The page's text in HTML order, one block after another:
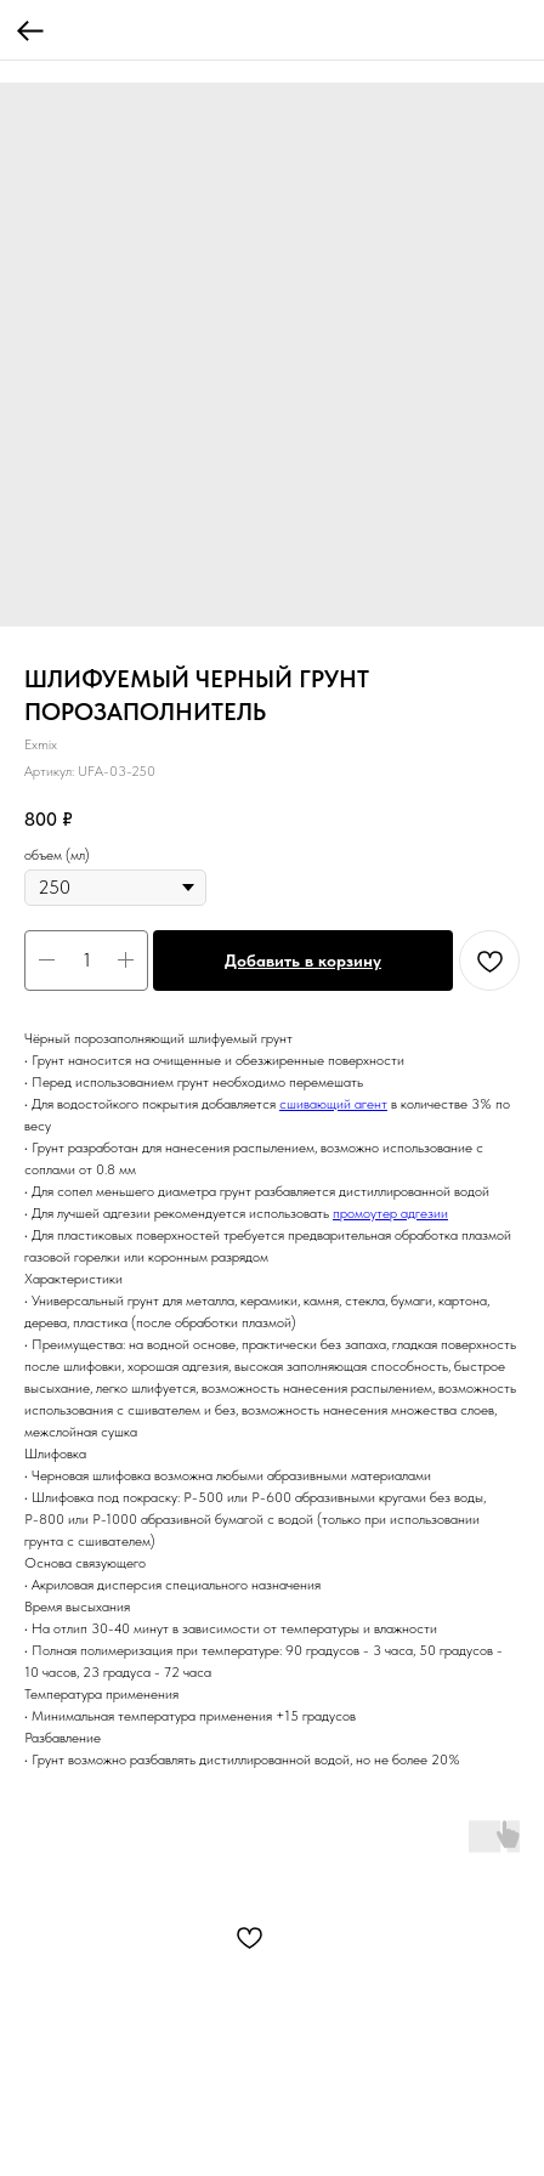
ШЛИФУЕМЫЙ ЧЕРНЫЙ ГРУНТ
ПОРОЗАПОЛНИТЕЛЬ
Exmix
Артикул: UFA-03-250
800 ₽
объем (мл)
Добавить в корзину
Чёрный порозаполняющий шлифуемый грунт
• Грунт наносится на очищенные и обезжиренные поверхности
• Перед использованием грунт необходимо перемешать
• Для водостойкого покрытия добавляется сшивающий агент в количестве 3% по
весу
• Грунт разработан для нанесения распылением, возможно использование с
соплами от 0.8 мм
• Для сопел меньшего диаметра грунт разбавляется дистиллированной водой
• Для лучшей адгезии рекомендуется использовать промоутер адгезии
• Для пластиковых поверхностей требуется предварительная обработка плазмой
газовой горелки или коронным разрядом
Характеристики
• Универсальный грунт для металла, керамики, камня, стекла, бумаги, картона,
дерева, пластика (после обработки плазмой)
• Преимущества: на водной основе, практически без запаха, гладкая поверхность
после шлифовки, хорошая адгезия, высокая заполняющая способность, быстрое
высыхание, легко шлифуется, возможность нанесения распылением, возможность
использования с сшивателем и без, возможность нанесения множества слоев,
межслойная сушка
Шлифовка
• Черновая шлифовка возможна любыми абразивными материалами
• Шлифовка под покраску: Р-500 или Р-600 абразивными кругами без воды,
Р-800 или Р-1000 абразивной бумагой с водой (только при использовании
грунта с сшивателем)
Основа связующего
• Акриловая дисперсия специального назначения
Время высыхания
• На отлип 30-40 минут в зависимости от температуры и влажности
• Полная полимеризация при температуре: 90 градусов - 3 часа, 50 градусов -
10 часов, 23 градуса - 72 часа
Температура применения
• Минимальная температура применения +15 градусов
Разбавление
• Грунт возможно разбавлять дистиллированной водой, но не более 20%